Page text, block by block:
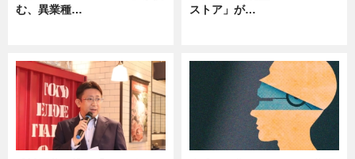
む、異業種…
ストア」が…